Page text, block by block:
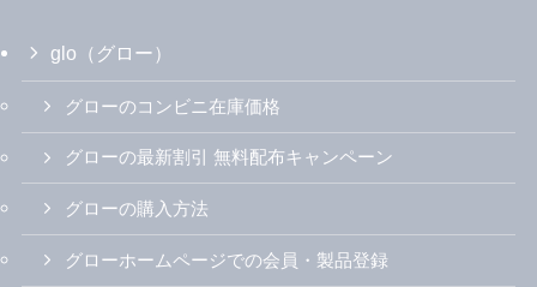
glo（グロー）
グローのコンビニ在庫価格
グローの最新割引 無料配布キャンペーン
グローの購入方法
グローホームページでの会員・製品登録